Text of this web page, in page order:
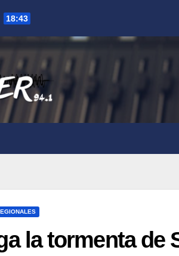
18:43
la tormenta de